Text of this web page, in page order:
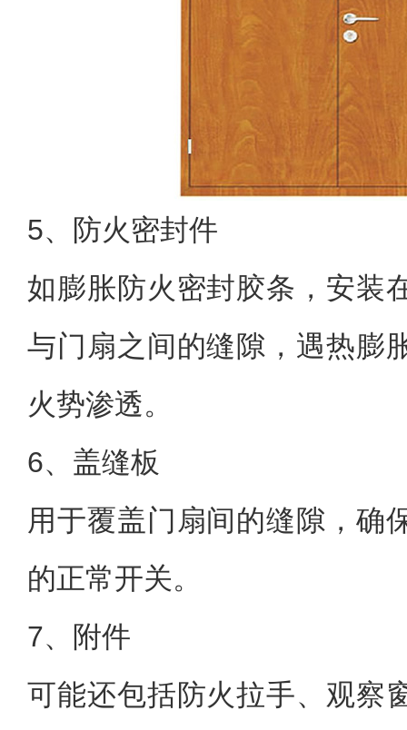
5、防火密封件
如膨胀防火密封胶条，安装
与门扇之间的缝隙，遇热膨
火势渗透。
6、盖缝板
用于覆盖门扇间的缝隙，确
的正常开关。
7、附件
可能还包括防火拉手、观察